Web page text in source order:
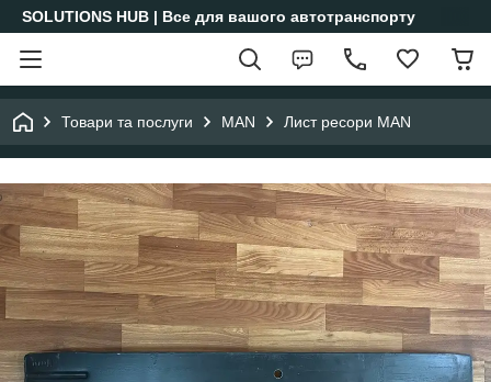
SOLUTIONS HUB | Все для вашого автотранспорту
Товари та послуги MAN Лист ресори MAN